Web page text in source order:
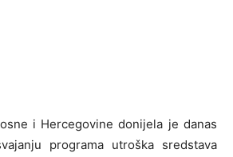
i Hercegovine donijela je danas
programa utroška sredstava